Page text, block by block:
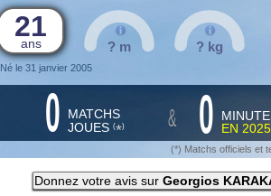
21
ans
Né le 31 janvier 2005
? m ? kg
0 MATCHS
JOUES (*) & 0
EN
(*) Matchs officiels et
Donnez votre avis sur Georgios